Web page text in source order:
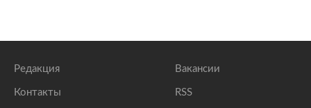
Редакция
Контакты
Вакансии
RSS